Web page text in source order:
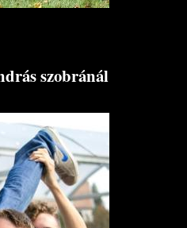
szobránál